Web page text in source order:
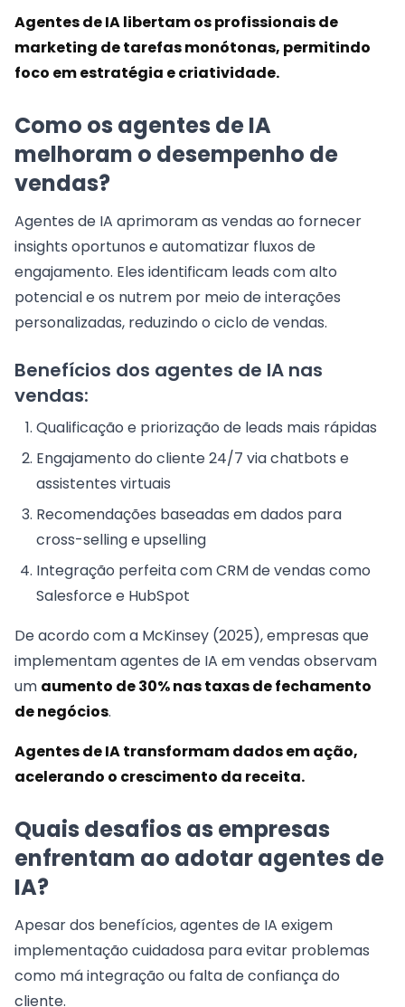
Agentes de IA libertam os profissionais de
marketing de tarefas monótonas, permitindo
foco em estratégia e criatividade.
Como os agentes de IA
melhoram o desempenho de
vendas?
Agentes de IA aprimoram as vendas ao fornecer
insights oportunos e automatizar fluxos de
engajamento. Eles identificam leads com alto
potencial e os nutrem por meio de interações
personalizadas, reduzindo o ciclo de vendas.
Benefícios dos agentes de IA nas
vendas:
Qualificação e priorização de leads mais rápidas
Engajamento do cliente 24/7 via chatbots e
assistentes virtuais
Recomendações baseadas em dados para
cross-selling e upselling
Integração perfeita com CRM de vendas como
Salesforce e HubSpot
De acordo com a McKinsey (2025), empresas que
implementam agentes de IA em vendas observam
um aumento de 30% nas taxas de fechamento
de negócios.
Agentes de IA transformam dados em ação,
acelerando o crescimento da receita.
Quais desafios as empresas
enfrentam ao adotar agentes de
IA?
Apesar dos benefícios, agentes de IA exigem
implementação cuidadosa para evitar problemas
como má integração ou falta de confiança do
cliente.